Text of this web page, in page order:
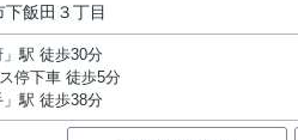
飯田３丁目
駅 徒歩30分
停下車 徒歩5分
駅 徒歩38分